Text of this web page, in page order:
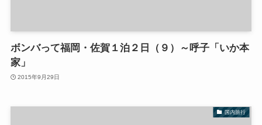
ボンバって福岡・佐賀１泊２日（９）～呼子「いか本
家」
2015年9月29日
国内旅行